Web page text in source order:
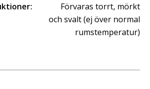
Förvaras torrt, mörkt
och svalt (ej över normal
rumstemperatur)